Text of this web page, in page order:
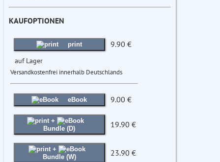
KAUFOPTIONEN
print 9.90 €
auf Lager
Versandkostenfrei innerhalb Deutschlands
eBook 9.00 €
+
Bundle (D)
19.90 €
+
Bundle (W)
23.90 €